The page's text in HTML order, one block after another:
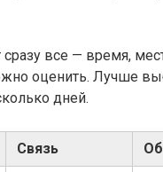
все — время,
оценить. Лучше
дней.
Связь